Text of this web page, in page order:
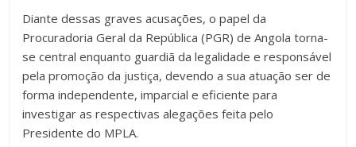
Diante dessas graves acusações, o papel da
Procuradoria Geral da República (PGR) de Angola torna-
se central enquanto guardiã da legalidade e responsável
pela promoção da justiça, devendo a sua atuação ser de
forma independente, imparcial e eficiente para
investigar as respectivas alegações feita pelo
Presidente do MPLA.